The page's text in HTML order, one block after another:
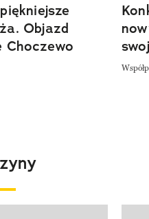
Objazd
Choczewo